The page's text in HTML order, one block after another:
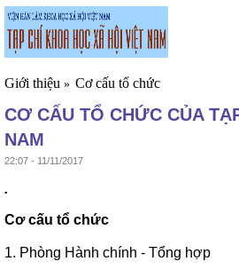
Giới thiệu » Cơ cấu tổ chức
CƠ CẤU TỔ CHỨC CỦA
NAM
22:07 - 11/11/2017
.
Cơ cấu tổ chức
1. Phòng Hành chính - Tổng hợp